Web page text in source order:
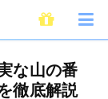
“誠実な山の番人”？
な山の番
徹底解説